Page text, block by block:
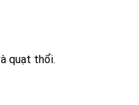
quạt thổi.